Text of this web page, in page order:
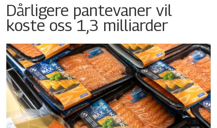
Dårligere pantevaner vil
koste oss 1,3 milliarder